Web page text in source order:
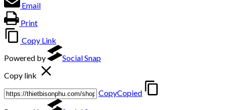
Email
Print
Copy Link
Powered by
Social Snap
Copy link
CopyCopied